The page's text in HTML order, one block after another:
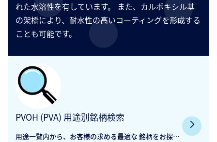
れた水溶性を有しています。 また、カルボキシル基
の架橋により、耐水性の高いコーティングを形成する
ことも可能です。
PVOH (PVA) 用途別銘柄検索
用途一覧内から、お客様の求める最適な 銘柄をお探し